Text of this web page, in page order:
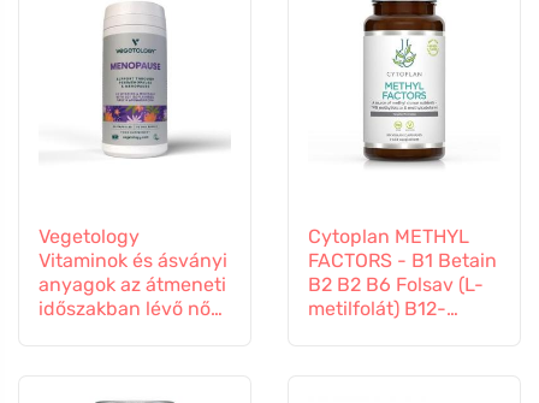
Vegetology
Vitaminok és ásványi
anyagok az átmeneti
időszakban lévő nők
Cytoplan METHYL
FACTORS - B1 Betain
B2 B2 B6 Folsav (L-
metilfolát) B12-